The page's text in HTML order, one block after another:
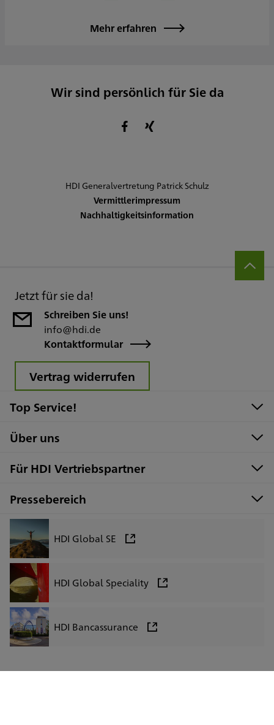
Mehr erfahren
Wir sind persönlich für Sie da
HDI Generalvertretung Patrick Schulz
Vermittlerimpressum
Nachhaltigkeitsinformation
Jetzt für sie da!
Schreiben Sie uns!
info@hdi.de
Kontaktformular
Vertrag widerrufen
Top Service!
Über uns
Für HDI Vertriebspartner
Pressebereich
HDI Global SE
HDI Global Speciality
HDI Bancassurance